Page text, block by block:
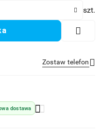
szt.
Zostaw telefon
dostawa